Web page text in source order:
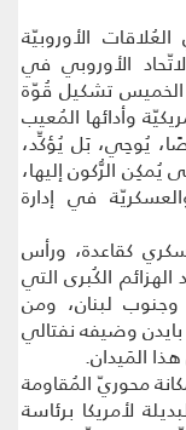
الأوروبيّة
الأوروبي في
الخميس تشكيل قُوّة
وأدائها المُعيب
يُوحِي، بَل يُؤكِّد،
يُمكِن الرُّكون إليها،
في إدارة
كقاعدة، ورأس
الكُبرى التي
لبنان، ومن
وضيفه نفتالي
المَيدان.
محوريّ المُقاومة
لأمريكا برئاسة